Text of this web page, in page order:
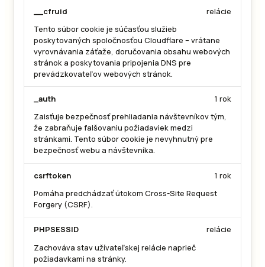
__cfruid
Tento súbor cookie je súčasťou služieb
poskytovaných spoločnosťou Cloudflare – vrátane
vyrovnávania záťaže, doručovania obsahu webových
stránok a poskytovania pripojenia DNS pre
prevádzkovateľov webových stránok.
relácie
_auth
Zaisťuje bezpečnosť prehliadania návštevníkov tým,
že zabraňuje falšovaniu požiadaviek medzi
stránkami. Tento súbor cookie je nevyhnutný pre
bezpečnosť webu a návštevníka.
1 rok
csrftoken
Pomáha predchádzať útokom Cross-Site Request
Forgery (CSRF).
1 rok
PHPSESSID
Zachováva stav užívateľskej relácie naprieč
požiadavkami na stránky.
relácie